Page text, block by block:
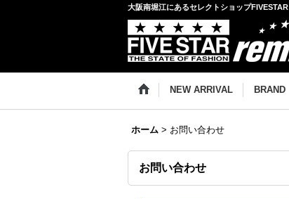
大阪南堀江にあるセレクトショップFIVESTAR
NEW ARRIVAL BRAND
ホーム > お問い合わせ
お問い合わせ